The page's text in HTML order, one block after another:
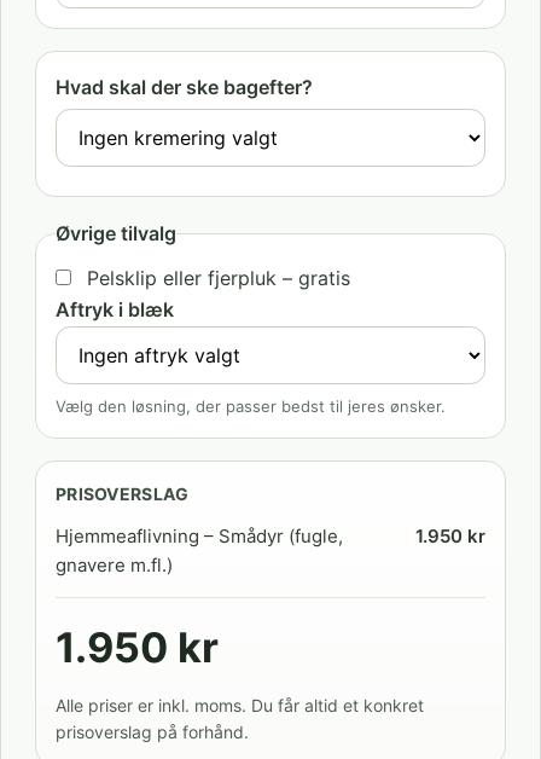
Hvad skal der ske bagefter?
Øvrige tilvalg
Pelsklip eller fjerpluk – gratis
Aftryk i blæk
Vælg den løsning, der passer bedst til jeres ønsker.
PRISOVERSLAG
Hjemmeaflivning – Smådyr (fugle,
gnavere m.fl.)
1.950 kr
1.950 kr
Alle priser er inkl. moms. Du får altid et konkret
prisoverslag på forhånd.